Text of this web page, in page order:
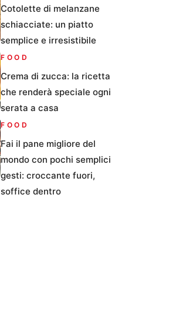
Cotolette di melanzane
schiacciate: un piatto
semplice e irresistibile
FOOD
Crema di zucca: la ricetta
che renderà speciale ogni
serata a casa
FOOD
Fai il pane migliore del
mondo con pochi semplici
gesti: croccante fuori,
soffice dentro